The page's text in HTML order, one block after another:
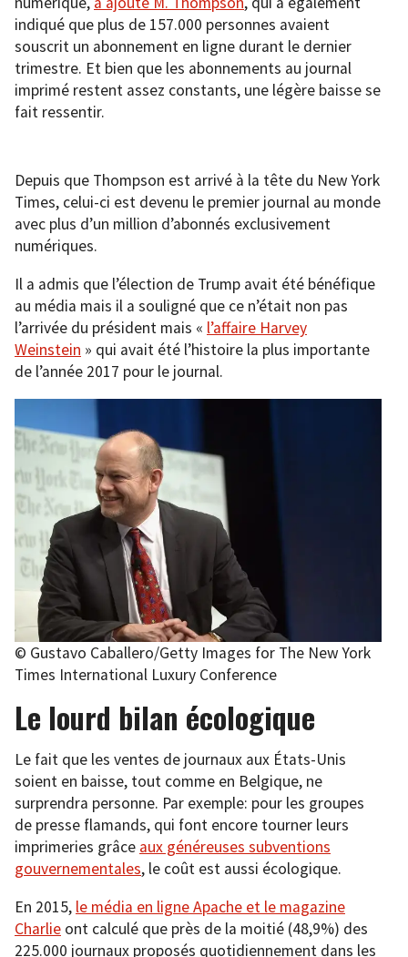
indiqué que plus de 157.000 personnes avaient
souscrit un abonnement en ligne durant le dernier
trimestre. Et bien que les abonnements au journal
imprimé restent assez constants, une légère baisse se
fait ressentir.
Depuis que Thompson est arrivé à la tête du New York
Times, celui-ci est devenu le premier journal au monde
avec plus d’un million d’abonnés exclusivement
numériques.
Il a admis que l’élection de Trump avait été bénéfique
au média mais il a souligné que ce n’était non pas
l’arrivée du président mais « l’affaire Harvey
Weinstein » qui avait été l’histoire la plus importante
de l’année 2017 pour le journal.
© Gustavo Caballero/Getty Images for The New York
Times International Luxury Conference
Le lourd bilan écologique
Le fait que les ventes de journaux aux États-Unis
soient en baisse, tout comme en Belgique, ne
surprendra personne. Par exemple: pour les groupes
de presse flamands, qui font encore tourner leurs
imprimeries grâce aux généreuses subventions
gouvernementales, le coût est aussi écologique.
En 2015, le média en ligne Apache et le magazine
Charlie ont calculé que près de la moitié (48,9%) des
225.000 journaux proposés quotidiennement dans les